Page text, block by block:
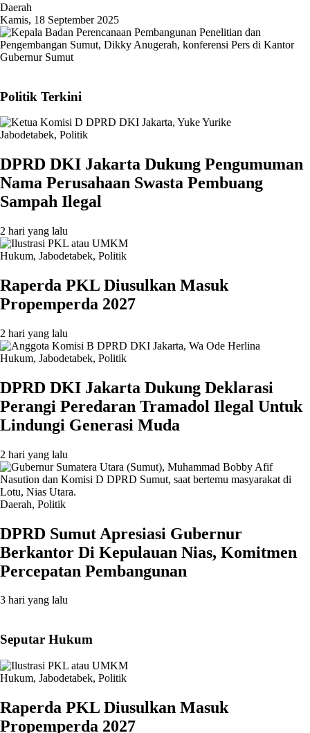
Daerah
Kamis, 18 September 2025
Politik Terkini
Jabodetabek, Politik
DPRD DKI Jakarta Dukung Pengumuman
Nama Perusahaan Swasta Pembuang
Sampah Ilegal
2 hari yang lalu
Hukum, Jabodetabek, Politik
Raperda PKL Diusulkan Masuk
Propemperda 2027
2 hari yang lalu
Hukum, Jabodetabek, Politik
DPRD DKI Jakarta Dukung Deklarasi
Perangi Peredaran Tramadol Ilegal Untuk
Lindungi Generasi Muda
2 hari yang lalu
Daerah, Politik
DPRD Sumut Apresiasi Gubernur
Berkantor Di Kepulauan Nias, Komitmen
Percepatan Pembangunan
3 hari yang lalu
Seputar Hukum
Hukum, Jabodetabek, Politik
Raperda PKL Diusulkan Masuk
Propemperda 2027